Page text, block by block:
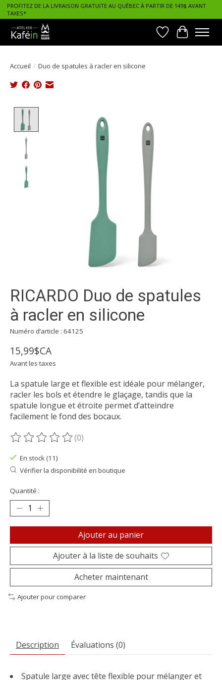
PROFITEZ DE LA LIVRAISON GRATUITE AU QUÉBEC À PARTIR DE 149$ AVANT
TAXES*
Liste dePanier
Accueil / Duo de spatules à racler en silicone
RICARDO Duo de spatules
à racler en silicone
Numéro d’article : 64125
15,99$CA
Avant les taxes
La spatule large et flexible est idéale pour mélanger,
racler les bols et étendre le glaçage, tandis que la
spatule longue et étroite permet d’atteindre
facilement le fond des bocaux.
Ce produit est évalué à
(0)
En stock (11)
Vérifier la disponibilité en boutique
Quantité :
Ajouter au panier
Ajouter à la liste de souhaits
Acheter maintenant
Ajouter pour comparer
Description Évaluations (0)
Spatule large avec tête flexible pour mélanger et